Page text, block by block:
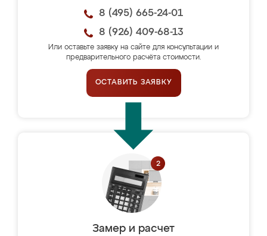
8 (495) 665-24-01
8 (926) 409-68-13
Или оставьте заявку на сайте для консультации и
предварительного расчёта стоимости.
ОСТАВИТЬ ЗАЯВКУ
Замер и расчет